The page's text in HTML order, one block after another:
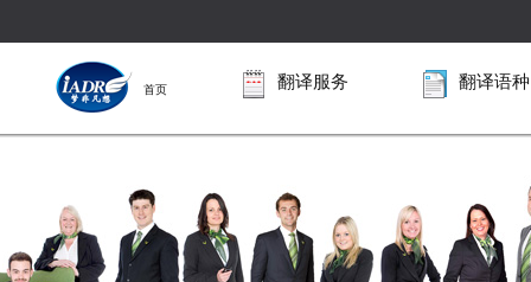
首页 翻译服务 翻译语种